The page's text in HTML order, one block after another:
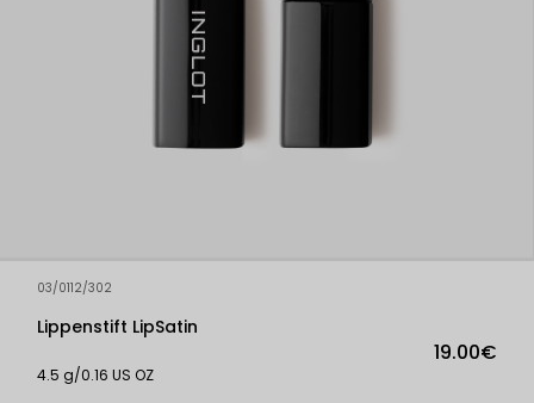
03/0112/302
Lippenstift LipSatin
19.00€
4.5 g/0.16 US OZ